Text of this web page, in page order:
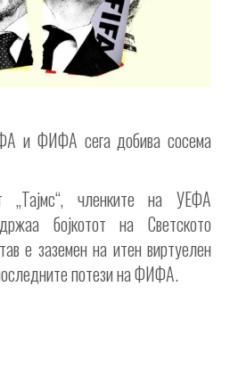
и ФИФА сега добива сосема
„Тајмс“, членките на УЕФА
бојкотот на Светското
е заземен на итен виртуелен
потези на ФИФА.